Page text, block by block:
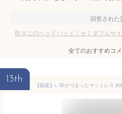
回答された
防ダニのベッドパッド｜セミダブルサ
全てのおすすめコ
13th